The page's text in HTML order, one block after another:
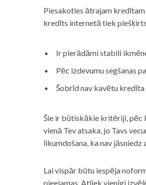
Piesakoties ātrajam
kredīts internetā tiek
Ir pierādāmi stabili
Pēc izdevumu segšanas
Šobrīd nav kavētu kredīta
Šie ir būtiskākie kritēriji, pēc
vienā Tev atsaka, jo Tavs
likumdošana, ka nav jāsniedz
Lai vispār būtu iespēja
pieejamas. Atliek vienīgi